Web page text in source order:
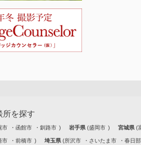
所を探す
市 函館市 釧路市 岩手県 盛岡市 宮城県
市 前橋市 埼玉県 所沢市 さいたま市 春日